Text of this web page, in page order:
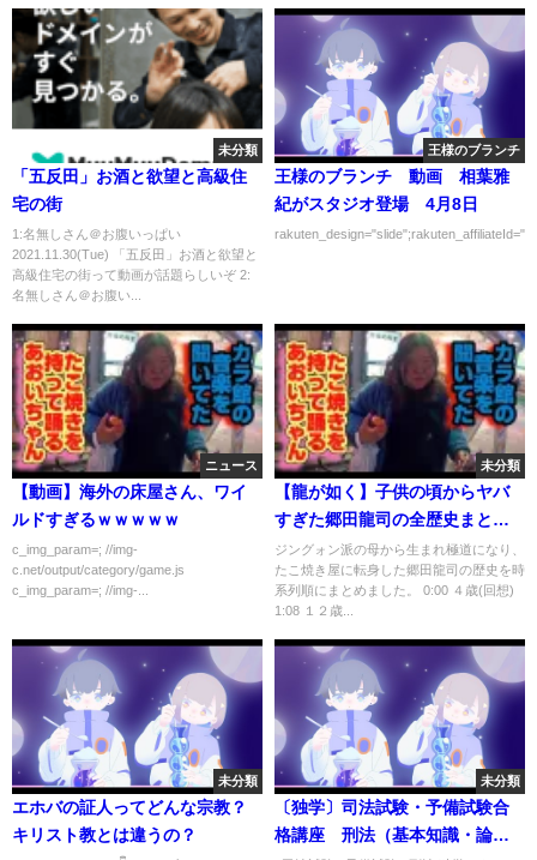
未分類
「五反田」お酒と欲望と高級住
宅の街
1:名無しさん＠お腹いっぱい
2021.11.30(Tue) 「五反田」お酒と欲望と
高級住宅の街って動画が話題らしいぞ 2:
名無しさん＠お腹い...
王様のブランチ
王様のブランチ 動画 相葉雅
紀がスタジオ登場 4月8日
ニュース
【動画】海外の床屋さん、ワイ
ルドすぎるｗｗｗｗｗ
c_img_param=; //img-
c.net/output/category/game.js
c_img_param=; //img-...
未分類
【龍が如く】子供の頃からヤバ
すぎた郷田龍司の全歴史まとめ
【Yakuza2】
ジングォン派の母から生まれ極道になり、
たこ焼き屋に転身した郷田龍司の歴史を時
系列順にまとめました。 0:00 ４歳(回想)
1:08 １２歳...
未分類
エホバの証人ってどんな宗教？
キリスト教とは違うの？
未分類
〔独学〕司法試験・予備試験合
格講座 刑法（基本知識・論証